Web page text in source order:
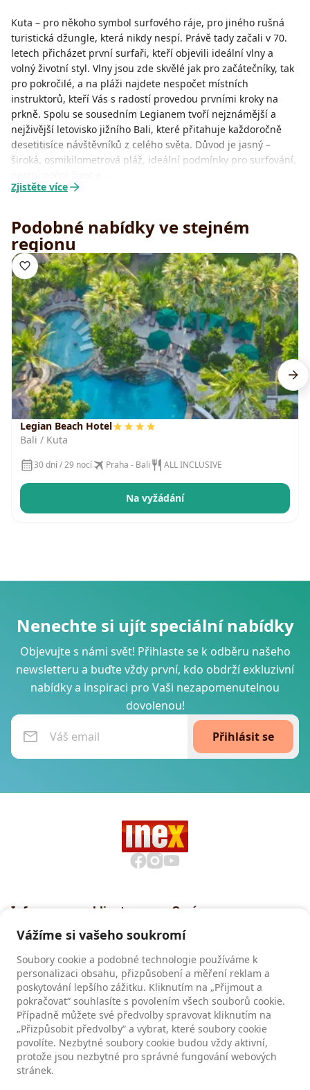
Kuta – pro někoho symbol surfového ráje, pro jiného rušná
turistická džungle, která nikdy nespí. Právě tady začali v 70.
letech přicházet první surfaři, kteří objevili ideální vlny a
volný životní styl. Vlny jsou zde skvělé jak pro začátečníky, tak
pro pokročilé, a na pláži najdete nespočet místních
instruktorů, kteří Vás s radostí provedou prvními kroky na
prkně. Spolu se sousedním Legianem tvoří nejznámější a
nejživější letovisko jižního Bali, které přitahuje každoročně
desetitisíce návštěvníků z celého světa. Důvod je jasný –
široká, osmikilometrová pláž, ideální podmínky pro surfování,
Zjistěte více
Podobné nabídky ve stejném
regionu
Legian Beach Hotel
Bali / Kuta
30 dní / 29 nocí Praha - Bali ALL INCLUSIVE
Na vyžádání
Nenechte si ujít speciální nabídky
Objevujte s námi svět! Přihlaste se k odběru našeho
newsletteru a buďte vždy první, kdo obdrží exkluzivní
nabídky a inspiraci pro Vaši nezapomenutelnou
dovolenou!
Přihlásit se
Informace pro klienty
podmínky CK INEX
Pojištění CK INEX
Zásady a informace o
zpracování osobních údajů
O nás
Recenze
Recenze našich klientů
Vážíme si vašeho soukromí
Soubory cookie a podobné technologie používáme k
personalizaci obsahu, přizpůsobení a měření reklam a
poskytování lepšího zážitku. Kliknutím na „Přijmout a
pokračovat“ souhlasíte s povolením všech souborů cookie.
Případně můžete své předvolby spravovat kliknutím na
„Přizpůsobit předvolby“ a vybrat, které soubory cookie
povolíte. Nezbytné soubory cookie budou vždy aktivní,
protože jsou nezbytné pro správné fungování webových
stránek.